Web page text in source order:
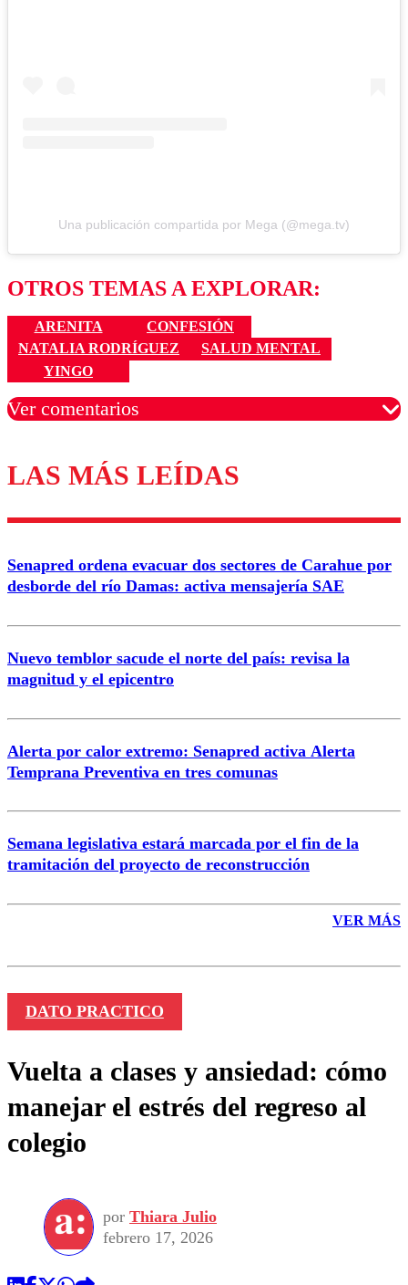
Una publicación compartida por Mega (@mega.tv)
OTROS TEMAS A EXPLORAR:
ARENITA
CONFESIÓN
NATALIA RODRÍGUEZ
SALUD MENTAL
YINGO
Ver comentarios
Los comentarios son moderados para garantizar un
diálogo respetuoso.
Correo
LAS MÁS LEÍDAS
Senapred ordena evacuar dos sectores de Carahue por
desborde del río Damas: activa mensajería SAE
Nuevo temblor sacude el norte del país: revisa la
magnitud y el epicentro
Alerta por calor extremo: Senapred activa Alerta
Temprana Preventiva en tres comunas
Semana legislativa estará marcada por el fin de la
tramitación del proyecto de reconstrucción
VER MÁS
DATO PRACTICO
Vuelta a clases y ansiedad: cómo
manejar el estrés del regreso al
colegio
por Thiara Julio
febrero 17, 2026